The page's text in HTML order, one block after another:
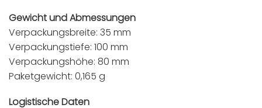
Gewicht und Abmessungen
Verpackungsbreite: 35 mm
Verpackungstiefe: 100 mm
Verpackungshöhe: 80 mm
Paketgewicht: 0,165 g
Logistische Daten